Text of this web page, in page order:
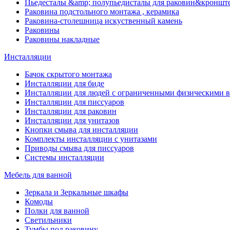
Пьедесталы &amp; полупьедисталы для
Раковина подстольного монтажа , керамика
Раковина-столешница искуственный камень
Раковины
Раковины накладные
Инсталляции
Бачок скрытого монтажа
Инсталляции для биде
Инсталляции для людей с ограниченными физическими
Инсталляции для писсуаров
Инсталляции для раковин
Инсталляции для унитазов
Кнопки смыва для инсталляции
Комплекты инсталляции с унитазами
Приводы смыва для писсуаров
Системы инсталляции
Мебель для ванной
Зеркала и Зеркальные шкафы
Комоды
Полки для ванной
Светильники